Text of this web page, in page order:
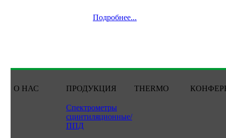
Подробнее...
О НАС ПРОДУКЦИЯ THERMO
Спектрометры
сцинтиляционные/
ППД